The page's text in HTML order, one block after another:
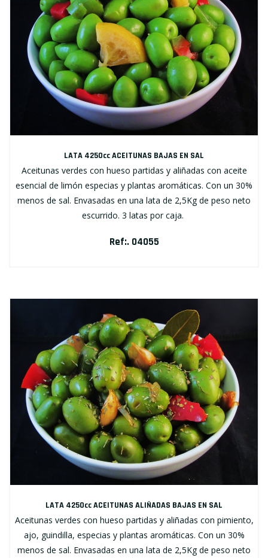
LATA 4250cc ACEITUNAS BAJAS EN SAL
Aceitunas verdes con hueso partidas y aliñadas con aceite
esencial de limón especias y plantas aromáticas. Con un 30%
menos de sal. Envasadas en una lata de 2,5Kg de peso neto
escurrido. 3 latas por caja.
Ref:. 04055
LATA 4250cc ACEITUNAS ALIÑADAS BAJAS EN SAL
Aceitunas verdes con hueso partidas y aliñadas con pimiento,
ajo, guindilla, especias y plantas aromáticas. Con un 30%
menos de sal. Envasadas en una lata de 2,5Kg de peso neto